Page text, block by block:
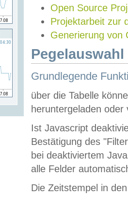
Open Source
Projektarbeit zur
Generierung von
Grundlegende
über die Tabelle
heruntergeladen oder
Ist Javascript
Bestätigung des
bei deaktiviertem
alle Felder
Die Zeitstempel in